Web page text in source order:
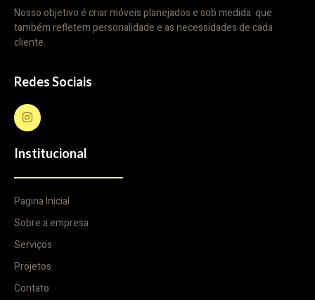
Nosso objetivo é criar móveis planejados e sob medida que
também refletem personalidade e as necessidades de cada
cliente.
Redes Sociais
Institucional
Pagina Inicial
Sobre a empresa
Serviços
Projetos
Contato